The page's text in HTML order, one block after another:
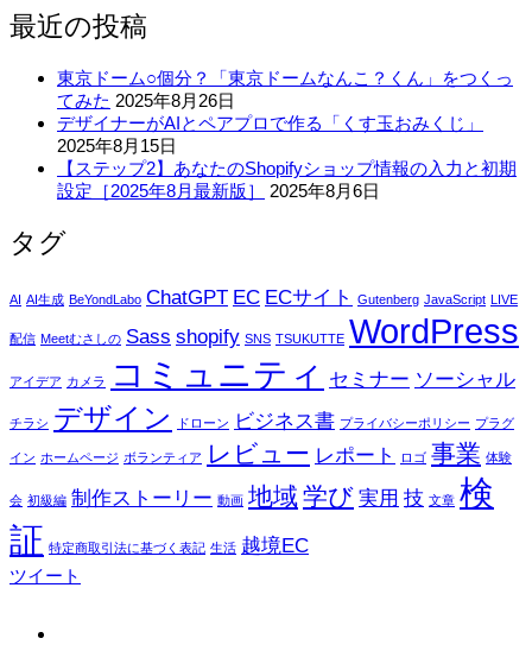
最近の投稿
東京ドーム○個分？「東京ドームなんこ？くん」をつくっ
てみた 2025年8月26日
デザイナーがAIとペアプロで作る「くす玉おみくじ」
2025年8月15日
【ステップ2】あなたのShopifyショップ情報の入力と初期
設定［2025年8月最新版］
2025年8月6日
タグ
AI AI生成 BeYondLabo ChatGPT EC ECサイト Gutenberg JavaScript LIVE
配信 Meetむさしの Sass shopify SNS TSUKUTTE WordPress
アイデア カメラ コミュニティ セミナー ソーシャル
チラシ デザイン ドローン ビジネス書 プライバシーポリシー プラグ
イン ホームページ ボランティア レビュー レポート ロゴ 事業 体験
会 初級編 制作ストーリー 動画 地域学び 実用 技 文章 検
証 特定商取引法に基づく表記 生活 越境EC
ツイート